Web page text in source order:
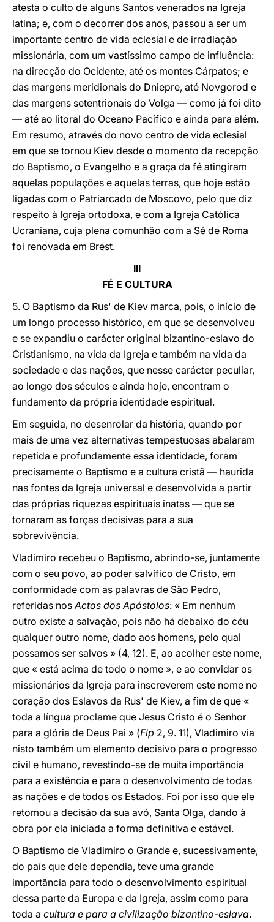
atesta o culto de alguns Santos venerados na Igreja
latina; e, com o decorrer dos anos, passou a ser um
importante centro de vida eclesial e de irradiação
missionária, com um vastíssimo campo de influência:
na direcção do Ocidente, até os montes Cárpatos; e
das margens meridionais do Dniepre, até Novgorod e
das margens setentrionais do Volga — como já foi dito
— até ao litoral do Oceano Pacífico e ainda para além.
Em resumo, através do novo centro de vida eclesial
em que se tornou Kiev desde o momento da recepção
do Baptismo, o Evangelho e a graça da fé atingiram
aquelas populações e aquelas terras, que hoje estão
ligadas com o Patriarcado de Moscovo, pelo que diz
respeito à Igreja ortodoxa, e com a Igreja Católica
Ucraniana, cuja plena comunhão com a Sé de Roma
foi renovada em Brest.
III
FÉ E CULTURA
5. O Baptismo da Rus' de Kiev marca, pois, o início de
um longo processo histórico, em que se desenvolveu
e se expandiu o carácter original bizantino-eslavo do
Cristianismo, na vida da Igreja e também na vida da
sociedade e das nações, que nesse carácter peculiar,
ao longo dos séculos e ainda hoje, encontram o
fundamento da própria identidade espiritual.
Em seguida, no desenrolar da história, quando por
mais de uma vez alternativas tempestuosas abalaram
repetida e profundamente essa identidade, foram
precisamente o Baptismo e a cultura cristã — haurida
nas fontes da Igreja universal e desenvolvida a partir
das próprias riquezas espirituais inatas — que se
tornaram as forças decisivas para a sua
sobrevivência.
Vladimiro recebeu o Baptismo, abrindo-se, juntamente
com o seu povo, ao poder salvífico de Cristo, em
conformidade com as palavras de São Pedro,
referidas nosActos dos Apóstolos: « Em nenhum
outro existe a salvação, pois não há debaixo do céu
qualquer outro nome, dado aos homens, pelo qual
possamos ser salvos » (4, 12). E, ao acolher este nome,
que « está acima de todo o nome », e ao convidar os
missionários da Igreja para inscreverem este nome no
coração dos Eslavos da Rus' de Kiev, a fim de que «
toda a língua proclame que Jesus Cristo é o Senhor
para a glória de Deus Pai » (Flp 2, 9. 11), Vladimiro via
nisto também um elemento decisivo para o progresso
civil e humano, revestindo-se de muita importância
para a existência e para o desenvolvimento de todas
as nações e de todos os Estados. Foi por isso que ele
retomou a decisão da sua avó, Santa Olga, dando à
obra por ela iniciada a forma definitiva e estável.
O Baptismo de Vladimiro o Grande e, sucessivamente,
do país que dele dependia, teve uma grande
importância para todo o desenvolvimento espiritual
dessa parte da Europa e da Igreja, assim como para
toda a cultura e para a civilização bizantino-eslava.